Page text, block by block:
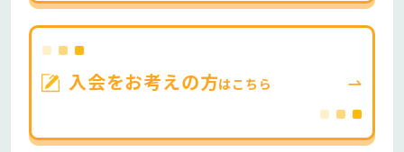
入会をお考えの方はこちら